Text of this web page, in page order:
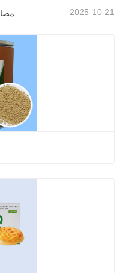
2025-10-21